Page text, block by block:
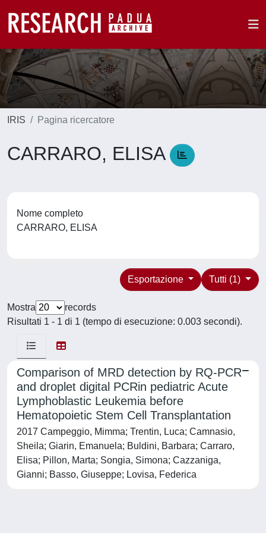
IRIS Pagina ricercatore
CARRARO, ELISA
Nome completo
CARRARO, ELISA
Tutti (1)
Esportazione
Mostra
records
Risultati 1 - 1 di 1 (tempo di esecuzione: 0.003 secondi).
Comparison of MRD detection by RQ-PCR
and droplet digital PCRin pediatric Acute
Lymphoblastic Leukemia before
Hematopoietic Stem Cell Transplantation
2017 Campeggio, Mimma; Trentin, Luca; Camnasio,
Sheila; Giarin, Emanuela; Buldini, Barbara; Carraro,
Elisa; Pillon, Marta; Songia, Simona; Cazzaniga,
Gianni; Basso, Giuseppe; Lovisa, Federica